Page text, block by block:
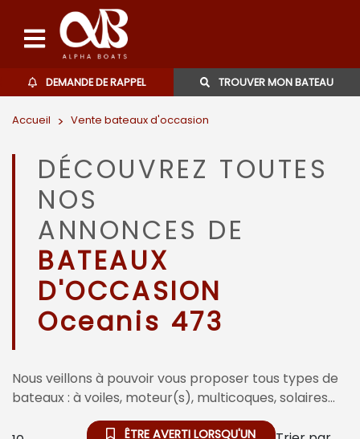
Bateaux d'occasions
L'agence
Contact
06 27 07 57 11
DEMANDE DE RAPPEL TROUVER MON BATEAU
Accueil > Vente bateaux d'occasion
DÉCOUVREZ TOUTES
NOS
ANNONCES DE
BATEAUX
D'OCCASION
Oceanis 473
Nous veillons à pouvoir vous proposer tous types de
bateaux : à voiles, moteur(s), multicoques, solaires…
ÊTRE AVERTI LORSQU'UN